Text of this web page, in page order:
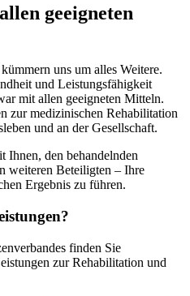
geeigneten
uns um alles Weitere.
und Leistungsfähigkeit
mit allen geeigneten Mitteln.
zur medizinischen Rehabilitation
und an der Gesellschaft.
Ihnen, den behandelnden
weiteren Beteiligten – Ihre
Ergebnis zu führen.
finden Sie
zur Rehabilitation und